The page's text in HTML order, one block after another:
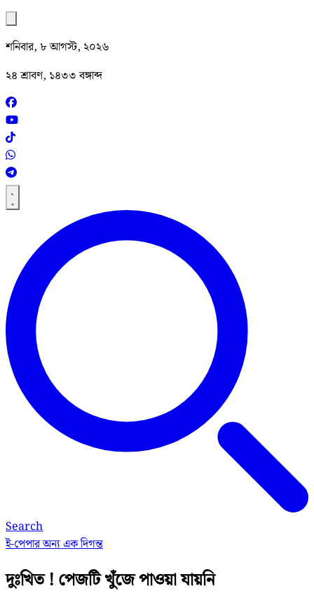
শনিবার, ৮ আগস্ট, ২০২৬
২৪ শ্রাবণ, ১৪৩৩ বঙ্গাব্দ
Search
ই-পেপারঅন্য এক দিগন্ত
দুঃখিত ! পেজটি খুঁজে পাওয়া যায়নি